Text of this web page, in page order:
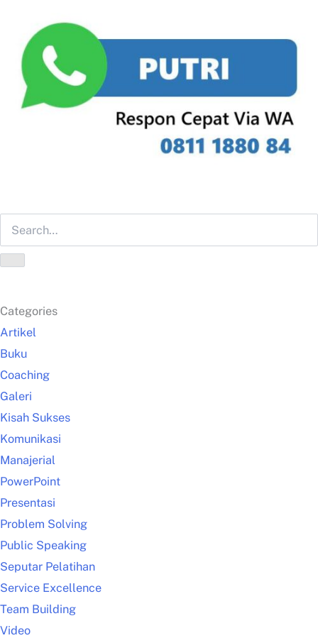
Categories
Artikel
Buku
Coaching
Galeri
Kisah Sukses
Komunikasi
Manajerial
PowerPoint
Presentasi
Problem Solving
Public Speaking
Seputar Pelatihan
Service Excellence
Team Building
Video